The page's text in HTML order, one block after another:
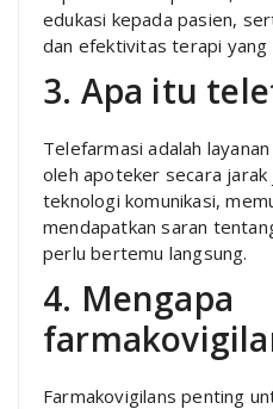
edukasi kepada pasien,
dan efektivitas terapi yang
3. Apa itu
Telefarmasi adalah
oleh apoteker secara jarak
teknologi komunikasi,
mendapatkan saran
perlu bertemu langsung.
4. Mengapa
Farmakovigilans penting